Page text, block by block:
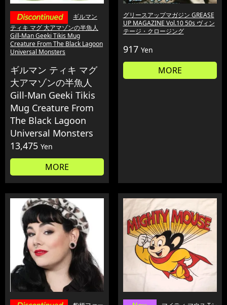
ギルマン
ティキ マグ 大アマゾンの半魚人
Gill-Man Geeki Tikis Mug
Creature From The Black Lagoon
Universal Monsters
ギルマン ティキ マグ
大アマゾンの半魚人
Gill-Man Geeki Tikis
Mug Creature From
The Black Lagoon
Universal Monsters
13,475 Yen
MORE
グリースアップマガジン GREASE
UP MAGAZINE Vol.10 50s ヴィン
テージ・クロージング
917 Yen
MORE